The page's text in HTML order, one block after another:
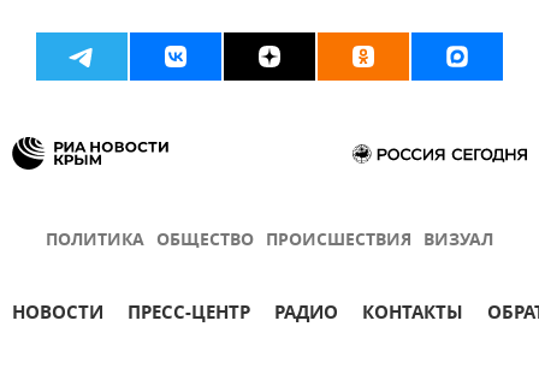
ПОЛИТИКА ОБЩЕСТВО ПРОИСШЕСТВИЯ ВИЗУАЛ
НОВОСТИ ПРЕСС-ЦЕНТР РАДИО КОНТАКТЫ